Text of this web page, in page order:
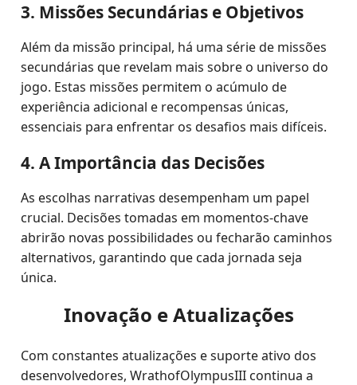
3. Missões Secundárias e Objetivos
Além da missão principal, há uma série de missões
secundárias que revelam mais sobre o universo do
jogo. Estas missões permitem o acúmulo de
experiência adicional e recompensas únicas,
essenciais para enfrentar os desafios mais difíceis.
4. A Importância das Decisões
As escolhas narrativas desempenham um papel
crucial. Decisões tomadas em momentos-chave
abrirão novas possibilidades ou fecharão caminhos
alternativos, garantindo que cada jornada seja
única.
Inovação e Atualizações
Com constantes atualizações e suporte ativo dos
desenvolvedores, WrathofOlympusIII continua a